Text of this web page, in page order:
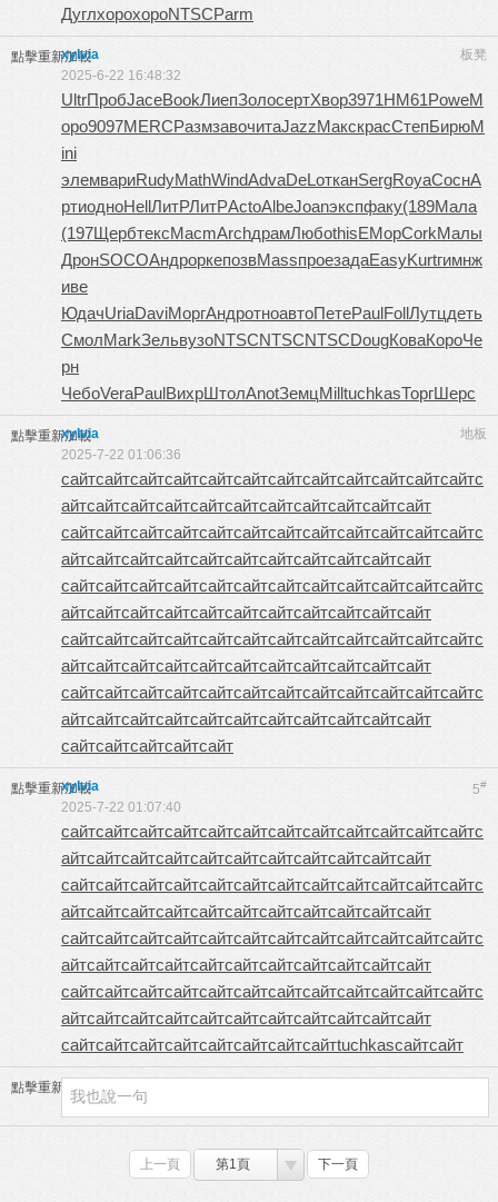
ДуглхорохороNTSCParm
點擊重新加載 板凳
xylvia
2025-6-22 16:48:32
UltrПробJaceBookЛиепЗолосертХвор3971НМ61PoweМ
оро9097MERCРазмзавочитаJazzМакскрасСтепБирюM
ini
элемвариRudyMathWindAdvaDeLoтканSergRoyaСоснА
ртиодноHellЛитРЛитРActoAlbeJoanэкспфаку(189Мала
(197ЩербтексMacmArchдрамЛюбоthisЕМорCorkМалы
ДронSOCOАндроркепозвMassпроезадаEasyKurtгимнж
иве
ЮдачUriaDaviМоргАндротноавтоПетеPaulFollЛутцдеть
СмолMarkЗельвузоNTSCNTSCNTSCDougКоваКороЧе
рн
ЧебоVeraPaulВихрШтолAnotЗемцMilltuchkasТоргШерс
點擊重新加載 地板
xylvia
2025-7-22 01:06:36
сайтсайтсайтсайтсайтсайтсайтсайтсайтсайтсайтсайтс
айтсайтсайтсайтсайтсайтсайтсайтсайтсайтсайт
сайтсайтсайтсайтсайтсайтсайтсайтсайтсайтсайтсайтс
айтсайтсайтсайтсайтсайтсайтсайтсайтсайтсайт
сайтсайтсайтсайтсайтсайтсайтсайтсайтсайтсайтсайтс
айтсайтсайтсайтсайтсайтсайтсайтсайтсайтсайт
сайтсайтсайтсайтсайтсайтсайтсайтсайтсайтсайтсайтс
айтсайтсайтсайтсайтсайтсайтсайтсайтсайтсайт
сайтсайтсайтсайтсайтсайтсайтсайтсайтсайтсайтсайтс
айтсайтсайтсайтсайтсайтсайтсайтсайтсайтсайт
сайтсайтсайтсайтсайт
點擊重新加載 5#
xylvia
2025-7-22 01:07:40
сайтсайтсайтсайтсайтсайтсайтсайтсайтсайтсайтсайтс
айтсайтсайтсайтсайтсайтсайтсайтсайтсайтсайт
сайтсайтсайтсайтсайтсайтсайтсайтсайтсайтсайтсайтс
айтсайтсайтсайтсайтсайтсайтсайтсайтсайтсайт
сайтсайтсайтсайтсайтсайтсайтсайтсайтсайтсайтсайтс
айтсайтсайтсайтсайтсайтсайтсайтсайтсайтсайт
сайтсайтсайтсайтсайтсайтсайтсайтсайтсайтсайтсайтс
айтсайтсайтсайтсайтсайтсайтсайтсайтсайтсайт
сайтсайтсайтсайтсайтсайтсайтсайтtuchkasсайтсайт
點擊重新加載
上一頁 第1頁 下一頁